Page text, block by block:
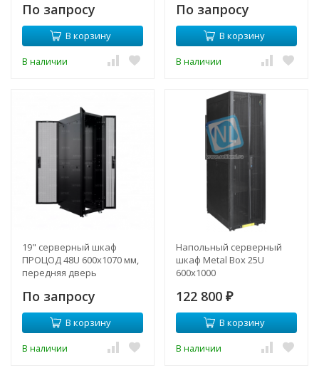
стекло, задняя глухая
металл, боковые стенки,
регулируемые опоры, RAL
7035
По запросу
В корзину
В наличии
двери двойная перф.,
регулируемые опоры, RAL
По запросу
В корзину
В наличии
19" серверный шкаф
ПРОЦОД 48U 600х1070 мм,
передняя дверь
двери двойная перф.,
регулируемые опоры, RAL
По запросу
В корзину
В наличии
Напольный серверный
шкаф Metal Box 25U
600х1000
122 800 ₽
В корзину
В наличии